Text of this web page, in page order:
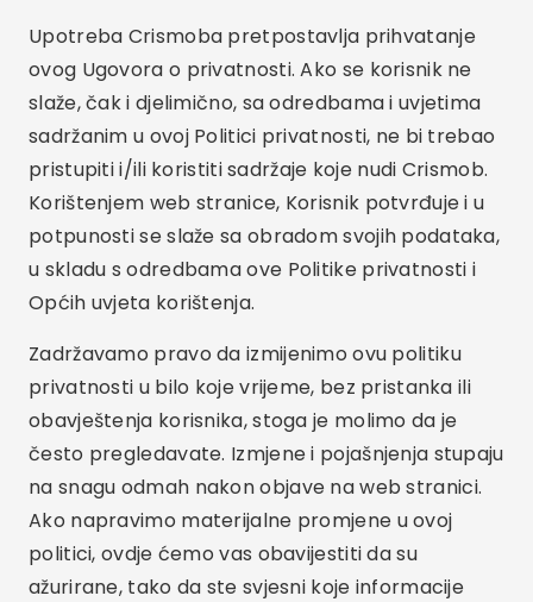
Upotreba Crismoba pretpostavlja prihvatanje
ovog Ugovora o privatnosti. Ako se korisnik ne
slaže, čak i djelimično, sa odredbama i uvjetima
sadržanim u ovoj Politici privatnosti, ne bi trebao
pristupiti i/ili koristiti sadržaje koje nudi Crismob.
Korištenjem web stranice, Korisnik potvrđuje i u
potpunosti se slaže sa obradom svojih podataka,
u skladu s odredbama ove Politike privatnosti i
Općih uvjeta korištenja.
Zadržavamo pravo da izmijenimo ovu politiku
privatnosti u bilo koje vrijeme, bez pristanka ili
obavještenja korisnika, stoga je molimo da je
često pregledavate. Izmjene i pojašnjenja stupaju
na snagu odmah nakon objave na web stranici.
Ako napravimo materijalne promjene u ovoj
politici, ovdje ćemo vas obavijestiti da su
ažurirane, tako da ste svjesni koje informacije